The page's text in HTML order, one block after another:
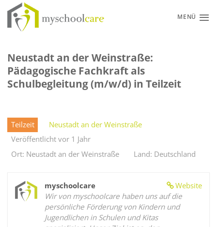
Zum
Inhalt
springen
MENÜ
Neustadt an der Weinstraße:
Pädagogische Fachkraft als
Schulbegleitung (m/w/d) in Teilzeit
Teilzeit
Neustadt an der Weinstraße
Veröffentlicht vor 1 Jahr
Ort: Neustadt an der Weinstraße
Land: Deutschland
Website
myschoolcare
Wir von myschoolcare haben uns auf die
persönliche Förderung von Kindern und
Jugendlichen in Schulen und Kitas